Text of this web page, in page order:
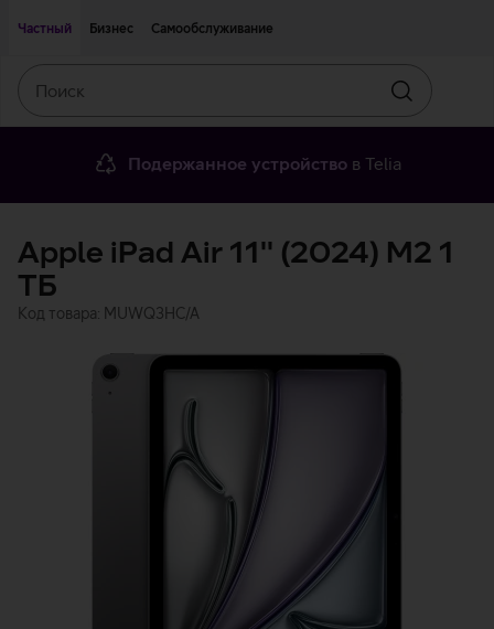
Частный
Бизнес Самообслуживание
Искать
Подержанное устройство в Telia
Apple iPad Air 11'' (2024) M2 1
ТБ
Код товара: MUWQ3HC/A